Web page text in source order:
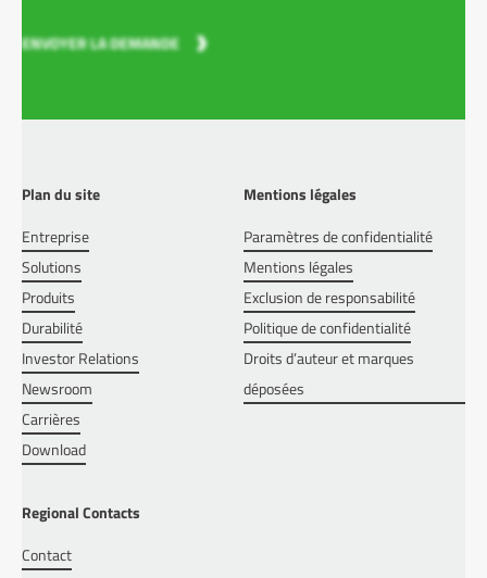
ENVOYER LA DEMANDE
Plan du site
Entreprise
Solutions
Produits
Durabilité
Investor Relations
Newsroom
Carrières
Download
Mentions légales
Paramètres de confidentialité
Mentions légales
Exclusion de responsabilité
Politique de confidentialité
Droits d’auteur et marques
déposées
Regional Contacts
Contact